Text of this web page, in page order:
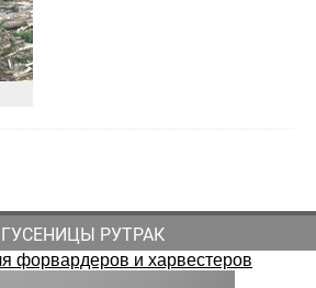
ГУСЕНИЦЫ РУТРАК
форвардеров и харвестеров